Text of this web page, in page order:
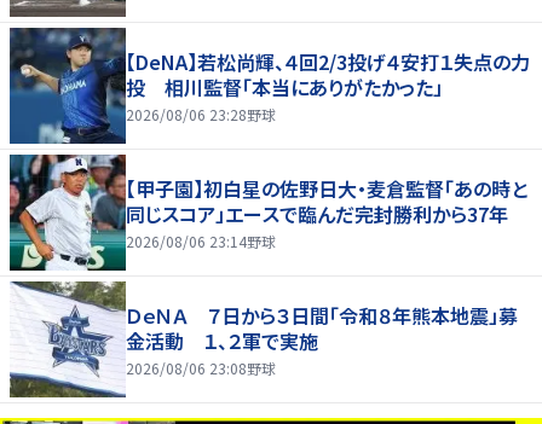
【DeNA】若松尚輝、４回2/3投げ４安打１失点の力
投 相川監督「本当にありがたかった」
2026/08/06 23:28野球
【甲子園】初白星の佐野日大・麦倉監督「あの時と
同じスコア」エースで臨んだ完封勝利から37年
2026/08/06 23:14野球
ＤｅＮＡ ７日から３日間「令和８年熊本地震」募
金活動 １、２軍で実施
2026/08/06 23:08野球